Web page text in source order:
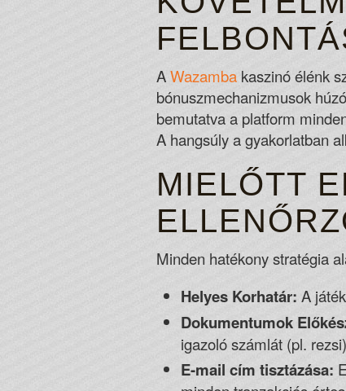
AWazamba kaszinó élénk
bónuszmechanizmusok
bemutatva a platform
A hangsúly a gyakorlatban
MIELŐTT
Minden hatékony stratégia
Helyes Korhatár: A
Dokumentumok
igazoló számlát (pl.
E-mail cím tisztázása: